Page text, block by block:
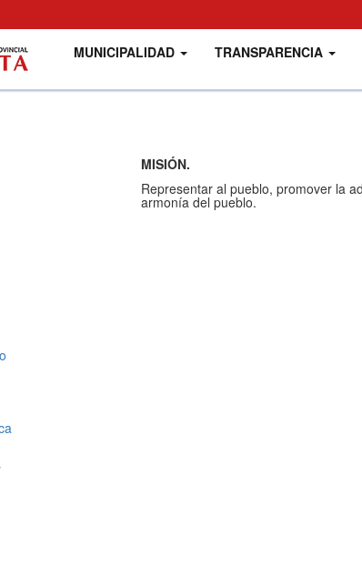
MUNICIPALIDAD TRANSPARENCIA
MISIÓN.
Representar al pueblo, promover la
armonía del pueblo.